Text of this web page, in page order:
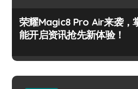
荣耀Magic8 Pro Air来袭，
能开启资讯抢先新体验！